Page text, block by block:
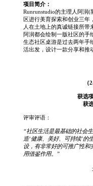
项目简介：
Runrunstudio的主理人阿润
区进行美育探索和创业三年
人在土地上的真诚链接所带
阿润都会绘制一版社区的手
生态社区桌游是过去两年手
活出发，设计一款分享和推
（
获选
获
评审评语：
“社区生活是最基础的社会
造‘健康、美好、可持续’的
设，有非常好的可推广性和
用借鉴作用。”